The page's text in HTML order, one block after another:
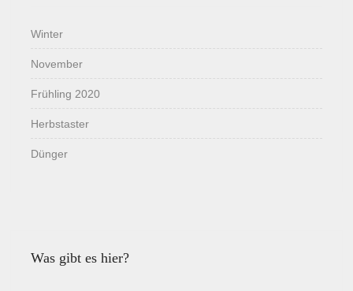
Winter
November
Frühling 2020
Herbstaster
Dünger
Was gibt es hier?